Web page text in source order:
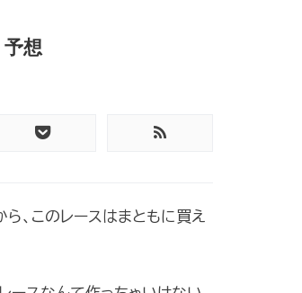
想
、このレースはまともに買え